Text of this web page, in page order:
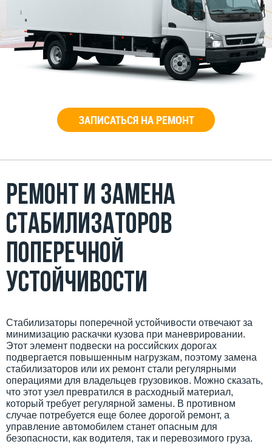
ЗАПИСАТЬСЯ НА РЕМОНТ
Ремонт и замена
стабилизаторов
поперечной
устойчивости
Стабилизаторы поперечной устойчивости отвечают за
минимизацию раскачки кузова при маневрировании.
Этот элемент подвески на российских дорогах
подвергается повышенным нагрузкам, поэтому замена
стабилизаторов или их ремонт стали регулярными
операциями для владельцев грузовиков. Можно сказать,
что этот узел превратился в расходный материал,
который требует регулярной замены. В противном
случае потребуется еще более дорогой ремонт, а
управление автомобилем станет опасным для
безопасности, как водителя, так и перевозимого груза.